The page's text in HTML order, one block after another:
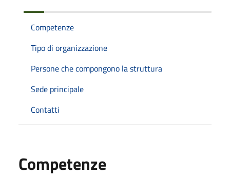
Competenze
Tipo di organizzazione
Persone che compongono la struttura
Sede principale
Contatti
Competenze